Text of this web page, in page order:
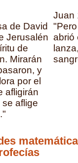
de David
Jerusalén
de
Mirarán
y
por el
afligirán
aflige
Juan
abrió